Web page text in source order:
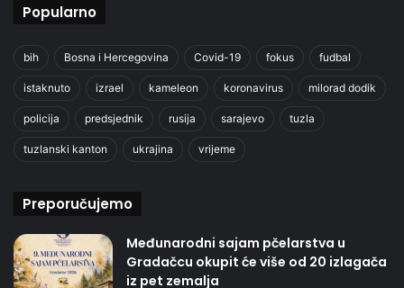
Popularno
bih Bosna i Hercegovina Covid-19 fokus fudbal
istaknuto izrael kameleon koronavirus milorad dodik
policija predsjednik rusija sarajevo tuzla
tuzlanski kanton ukrajina vrijeme
Preporučujemo
Međunarodni sajam pčelarstva u
Gradačcu okupit će više od 20 izlagača
iz pet zemalja